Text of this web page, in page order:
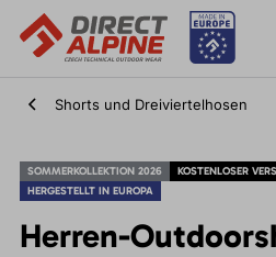
Shorts und Dreiviertelhosen
SOMMERKOLLEKTION 2026
KOSTENLOSER
HERGESTELLT IN EUROPA
Herren-